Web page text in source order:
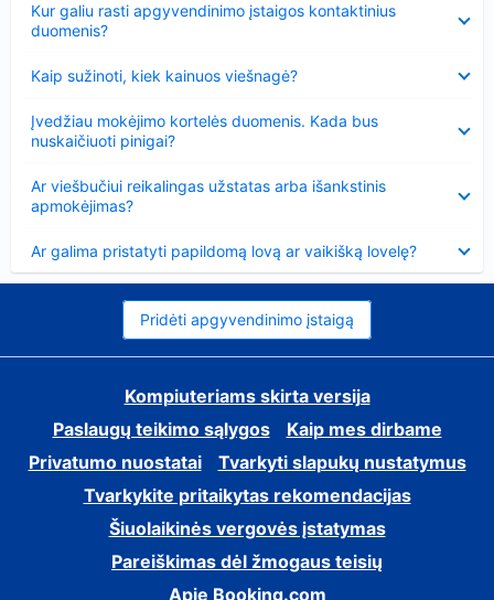
Kur galiu rasti apgyvendinimo įstaigos kontaktinius
duomenis?
Kaip sužinoti, kiek kainuos viešnagė?
Įvedžiau mokėjimo kortelės duomenis. Kada bus
nuskaičiuoti pinigai?
Ar viešbučiui reikalingas užstatas arba išankstinis
apmokėjimas?
Ar galima pristatyti papildomą lovą ar vaikišką lovelę?
Pridėti apgyvendinimo įstaigą
Kompiuteriams skirta versija
Paslaugų teikimo sąlygos
Kaip mes dirbame
Privatumo nuostatai
Tvarkyti slapukų nustatymus
Tvarkykite pritaikytas rekomendacijas
Šiuolaikinės vergovės įstatymas
Pareiškimas dėl žmogaus teisių
Apie Booking.com